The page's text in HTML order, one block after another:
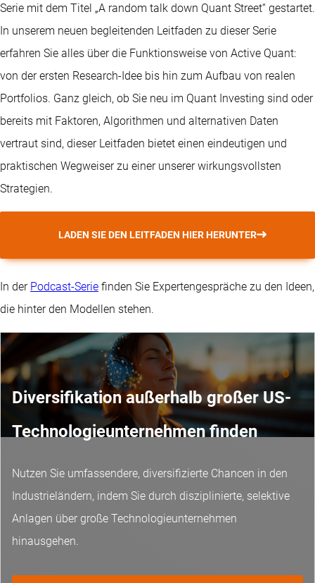
Serie mit dem Titel „A random talk down Quant Street“ gestartet.
In unserem neuen begleitenden Leitfaden zu dieser Serie
erfahren Sie alles über die Funktionsweise von Active Quant:
von der ersten Research-Idee bis hin zum Aufbau von realen
Portfolios. Ganz gleich, ob Sie neu im Quant Investing sind oder
bereits mit Faktoren, Algorithmen und alternativen Daten
vertraut sind, dieser Leitfaden bietet einen eindeutigen und
praktischen Wegweiser zu einer unserer wirkungsvollsten
Strategien.
LADEN SIE DEN LEITFADEN HIER HERUNTER
In der Podcast-Serie finden Sie Expertengespräche zu den Ideen,
die hinter den Modellen stehen.
Diversifikation außerhalb großer US-
Technologieunternehmen finden
Nutzen Sie umfassendere, diversifizierte Chancen in den
Industrieländern, indem Sie durch disziplinierte, selektive
Anlagen über große Technologieunternehmen
hinausgehen.